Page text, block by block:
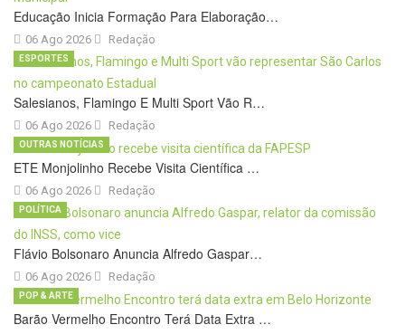
Educação Inicia Formação Para Elaboração…
06 Ago 2026 Redação
Salesianos, Flamingo E Multi Sport Vão R…
06 Ago 2026
ESPORTES
Redação
ETE Monjolinho Recebe Visita Científica …
06 Ago 2026
OUTRAS NOTÍCIAS
Redação
Flávio Bolsonaro Anuncia Alfredo Gaspar…
06 Ago 2026
POLÍTICA
Redação
Barão Vermelho Encontro Terá Data Extra …
POP & ARTE